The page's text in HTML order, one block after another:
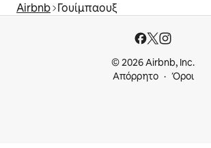
Airbnb Γουίμπαουξ
© 2026 Airbnb, Inc.
Απόρρητο
Όροι